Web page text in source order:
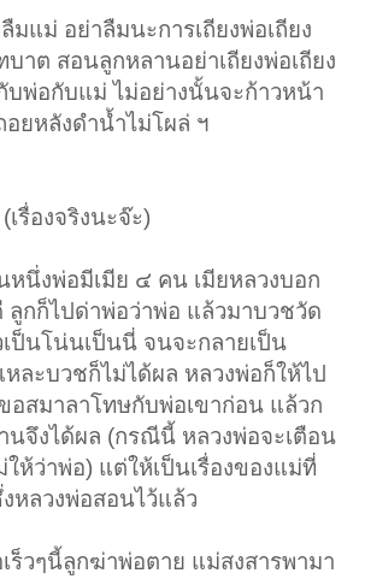
มแม่ อย่าลืมนะการเถียงพ่อเถียง
าต สอนลูกหลานอย่าเถียงพ่อเถียง
บพ่อกับแม่ ไม่อย่างนั้นจะก้าวหน้า
อยหลังดำน้ำไม่โผล่ ฯ
รื่องจริงนะจ๊ะ)
หนึ่งพ่อมีเมีย ๔ คน เมียหลวงบอก
ลูกก็ไปด่าพ่อว่าพ่อ แล้วมาบวชวัด
ป็นโน่นเป็นนี่ จนจะกลายเป็น
ละบวชก็ไม่ได้ผล หลวงพ่อก็ให้ไป
อสมาลาโทษกับพ่อเขาก่อน แล้วก
นจึงได้ผล (กรณีนี้ หลวงพ่อจะเตือน
ห้ว่าพ่อ) แต่ให้เป็นเรื่องของแม่ที่
หลวงพ่อสอนไว้แล้ว
ร็วๆนี้ลูกฆ่าพ่อตาย แม่สงสารพามา